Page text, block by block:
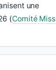
une
(Comité Miss